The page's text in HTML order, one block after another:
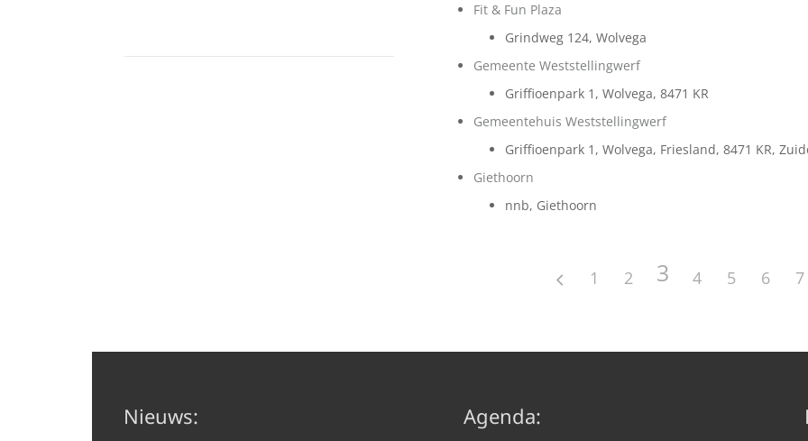
Fit & Fun Plaza
Grindweg 124, Wolvega
Gemeente Weststellingwerf
Griffioenpark 1, Wolvega, 8471 KR
Gemeentehuis Weststellingwerf
Griffioenpark 1, Wolvega, Friesland, 8471 KR,
Giethoorn
nnb, Giethoorn
1 2 3 4 5 6 7
Nieuws: Agenda: